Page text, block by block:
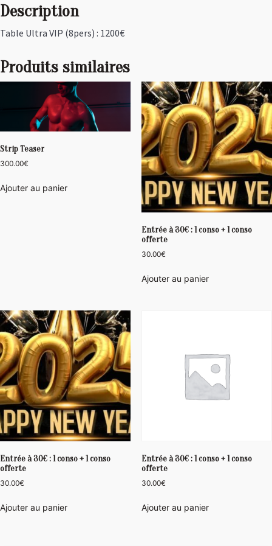
Description
Table Ultra VIP (8pers) : 1200€
Produits similaires
Strip Teaser
300.00€
Ajouter au panier
Entrée à 30€ : 1 conso + 1 conso
offerte
30.00€
Ajouter au panier
Entrée à 30€ : 1 conso + 1 conso
offerte
30.00€
Ajouter au panier
Entrée à 30€ : 1 conso + 1 conso
offerte
30.00€
Ajouter au panier